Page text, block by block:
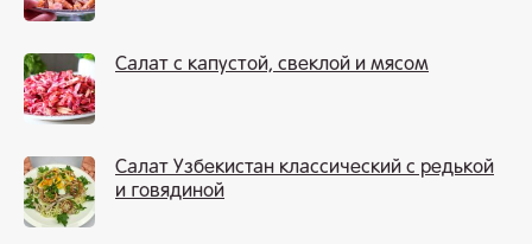
Салат с капустой, свеклой и мясом
Салат Узбекистан классический с редькой
и говядиной